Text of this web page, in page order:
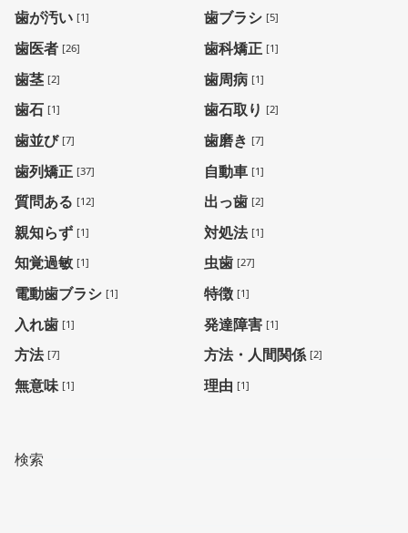
歯が汚い [1] 歯ブラシ [5]
歯医者 [26] 歯科矯正 [1]
歯茎 [2] 歯周病 [1]
歯石 [1] 歯石取り [2]
歯並び [7] 歯磨き [7]
歯列矯正 [37] 自動車 [1]
質問ある [12] 出っ歯 [2]
親知らず [1] 対処法 [1]
知覚過敏 [1] 虫歯 [27]
電動歯ブラシ [1] 特徴 [1]
入れ歯 [1] 発達障害 [1]
方法 [7] 方法・人間関係 [2]
無意味 [1] 理由 [1]
検索